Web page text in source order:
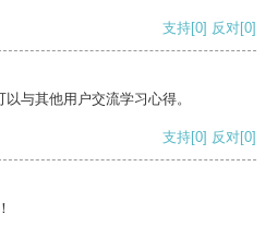
支持[0] 反对[0]
与其他用户交流学习心得。
支持[0] 反对[0]